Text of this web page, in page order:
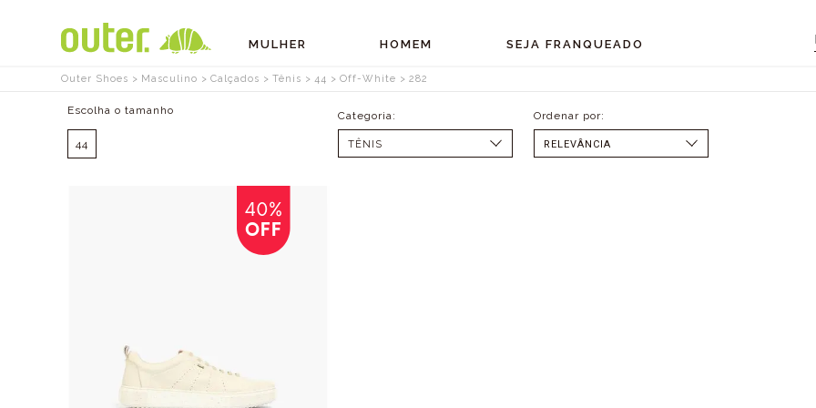
MULHER HOMEM SEJA FRANQUEADO
Outer Shoes Masculino Calçados Tênis 44 Off-White 282
TÊNIS
Tamanhos
44 SELECIONAR
40%
OFF